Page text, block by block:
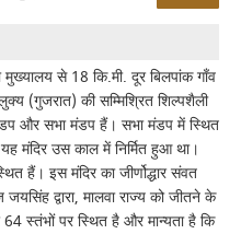
मुख्यालय से 18 कि.मी. दूर बिलपांक गाँव
(गुजरात) की सम्मिश्रित शिल्पशैली
और सभा मंडप हैं। सभा मंडप में स्थित
मंदिर उस काल में निर्मित हुआ था।
हैं। इस मंदिर का जीर्णोद्धार संवत
द्वारा, मालवा राज्य को जीतने के
स्तंभों पर स्थित है और मान्यता है कि